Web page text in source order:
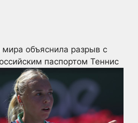
мира объяснила разрыв с
паспортом Теннис